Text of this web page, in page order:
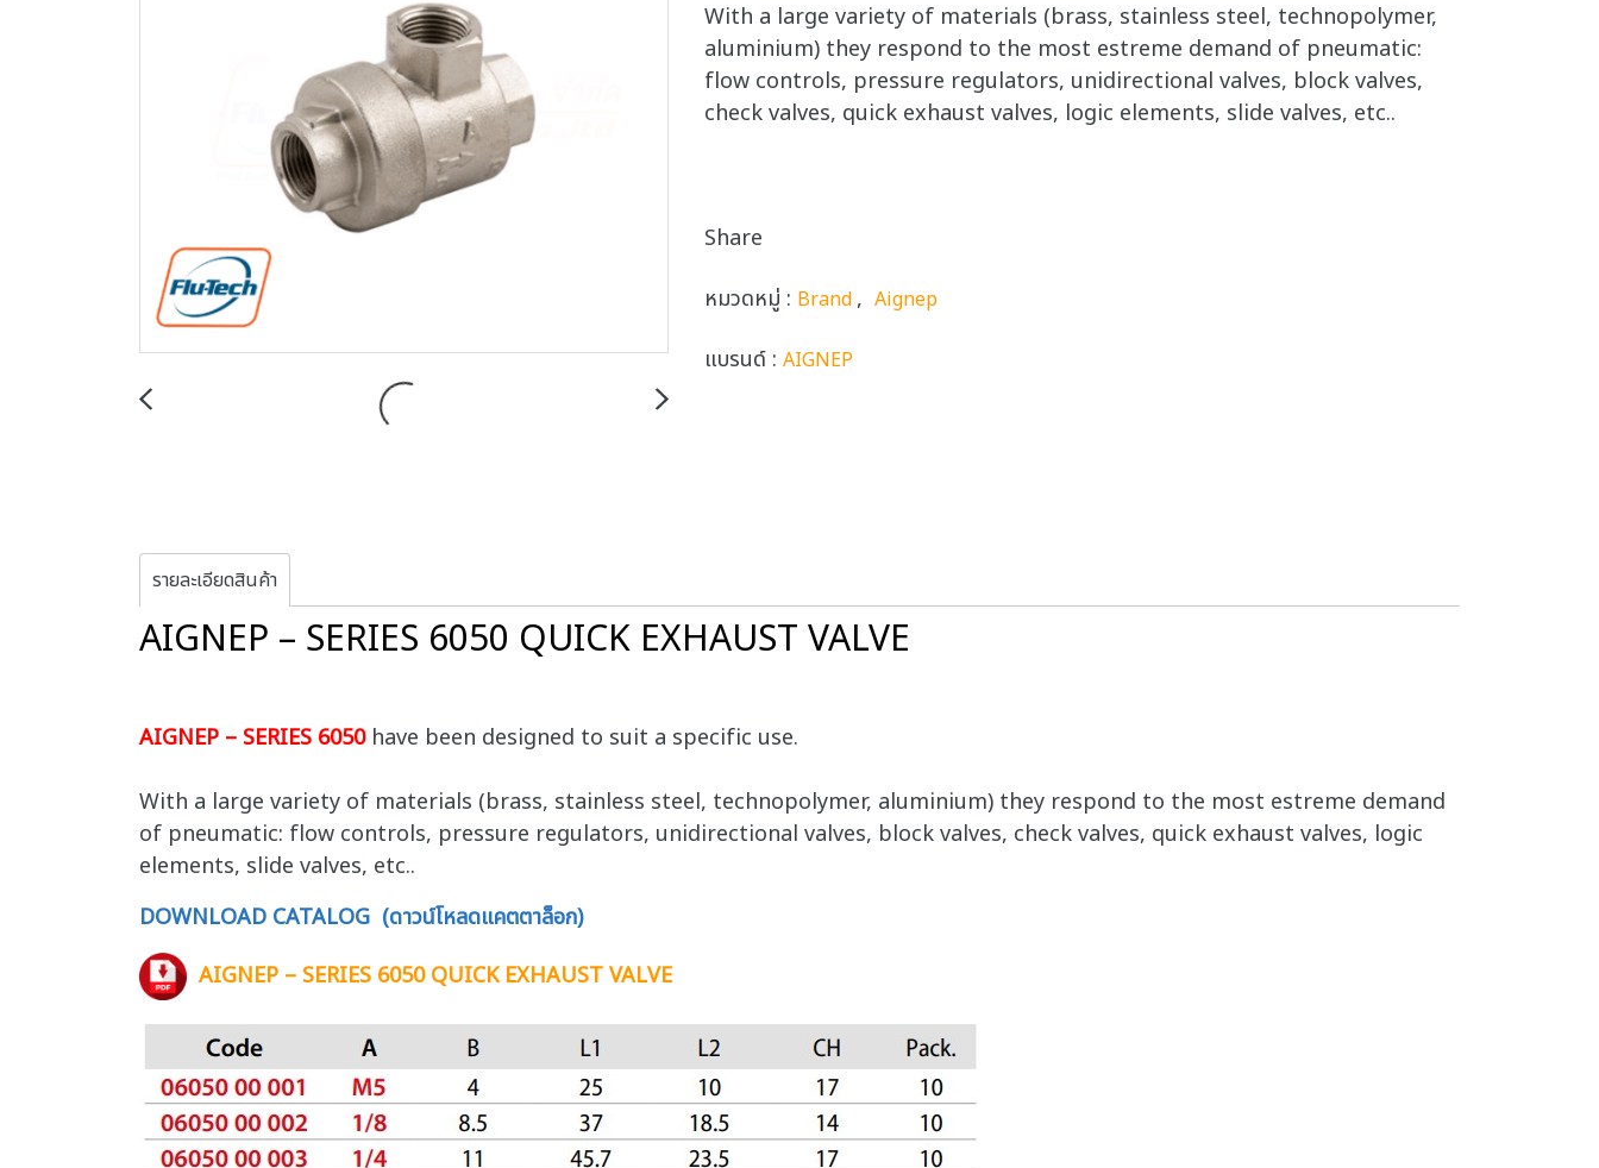
With a large variety of materials (brass, stainless steel, technopolymer,
aluminium) they respond to the most estreme demand of pneumatic:
flow controls, pressure regulators, unidirectional valves, block valves,
check valves, quick exhaust valves, logic elements, slide valves, etc..
Share
หมวดหมู่ : Brand, Aignep
แบรนด์ : AIGNEP
รายละเอียดสินค้า
AIGNEP – SERIES 6050 QUICK EXHAUST VALVE
AIGNEP – SERIES 6050 have been designed to suit a specific use.
With a large variety of materials (brass, stainless steel, technopolymer, aluminium) they respond to the most estreme demand
of pneumatic: flow controls, pressure regulators, unidirectional valves, block valves, check valves, quick exhaust valves, logic
elements, slide valves, etc..
DOWNLOAD CATALOG (ดาวน์โหลดแคตตาล็อก)
AIGNEP – SERIES 6050 QUICK EXHAUST VALVE